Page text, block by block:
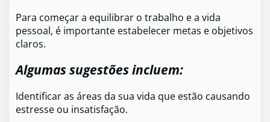
Para começar a equilibrar o trabalho e a vida
pessoal, é importante estabelecer metas e objetivos
claros.
Algumas sugestões incluem:
Identificar as áreas da sua vida que estão causando
estresse ou insatisfação.